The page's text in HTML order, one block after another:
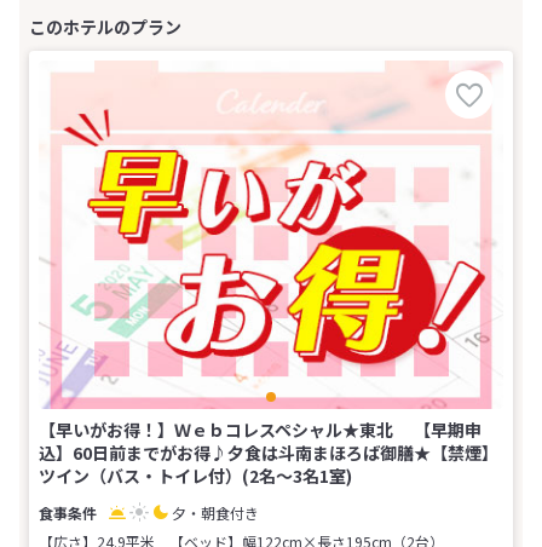
【早いがお得！】Ｗｅｂコレスペシャル★東北 【早期申
込】60日前までがお得♪夕食は斗南まほろば御膳★【禁煙】
ツイン（バス・トイレ付）(2名～3名1室)
夕・朝食付き
【広さ】24.9平米
【ベッド】幅122cm×長さ195cm（2台）